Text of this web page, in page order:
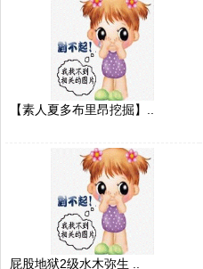
【素人夏多布里昂挖掘】..
屁股地狱2级水木弥生 ..